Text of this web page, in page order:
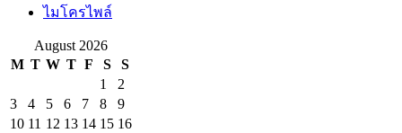
ไมโครไพล์
August 2026
M T W T F S
S
1
2
3
4 5 6 7 8
9
10 11 12 13 14 15 16